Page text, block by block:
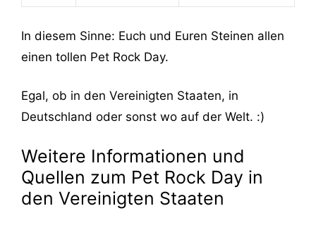
In diesem Sinne: Euch und Euren Steinen allen
einen tollen Pet Rock Day.
Egal, ob in den Vereinigten Staaten, in
Deutschland oder sonst wo auf der Welt. :)
Weitere Informationen und
Quellen zum Pet Rock Day in
den Vereinigten Staaten